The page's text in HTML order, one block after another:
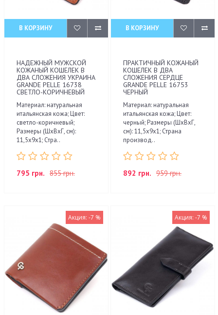
В КОРЗИНУ
НАДЕЖНЫЙ МУЖСКОЙ
КОЖАНЫЙ КОШЕЛЕК В
ДВА СЛОЖЕНИЯ УКРАИНА
GRANDE PELLE 16738
СВЕТЛО-КОРИЧНЕВЫЙ
Материал: натуральная
итальянская кожа; Цвет:
светло-коричневый;
Размеры (ШхВхГ, см):
11,5х9х1; Стра..
795 грн. 855 грн.
В КОРЗИНУ
ПРАКТИЧНЫЙ КОЖАНЫЙ
КОШЕЛЕК В ДВА
СЛОЖЕНИЯ СЕРДЦЕ
GRANDE PELLE 16753
ЧЕРНЫЙ
Материал: натуральная
итальянская кожа; Цвет:
черный; Размеры (ШхВхГ,
см): 11,5х9х1; Страна
производ..
892 грн. 959 грн.
Акция: -7 % Акция: -7 %